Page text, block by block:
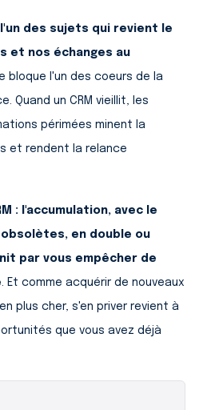
l'un des sujets qui revient le
et nos échanges au
bloque l'un des coeurs de la
Quand un CRM vieillit, les
périmées minent la
et rendent la relance
: l'accumulation, avec le
obsolètes, en double ou
par vous empêcher de
. Et comme acquérir de nouveaux
plus cher, s'en priver revient à
que vous avez déjà